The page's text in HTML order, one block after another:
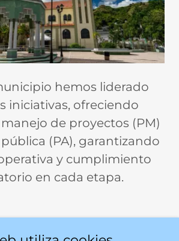
hemos liderado
iniciativas, ofreciendo
de proyectos (PM)
(PA), garantizando
y cumplimiento
en cada etapa.